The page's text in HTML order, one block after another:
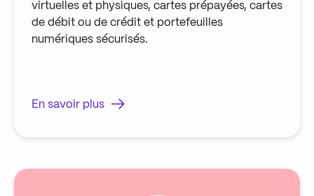
virtuelles et physiques, cartes prépayées, cartes
de débit ou de crédit et portefeuilles
numériques sécurisés.
En savoir plus